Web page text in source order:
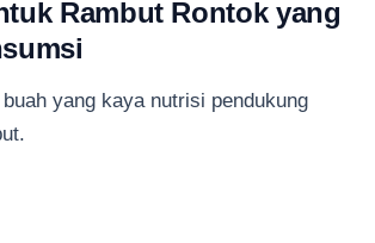
Rambut Rontok yang
yang kaya nutrisi pendukung